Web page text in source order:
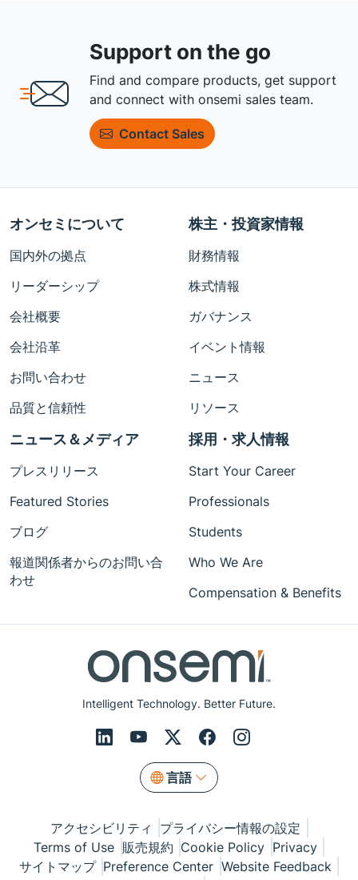
Support on the go
Find and compare products, get support
and connect with onsemi sales team.
Contact Sales
Intelligent Technology. Better Future.
言語
オンセミについて
国内外の拠点
リーダーシップ
会社概要
会社沿革
お問い合わせ
品質と信頼性
株主・投資家情報
財務情報
株式情報
ガバナンス
イベント情報
ニュース
リソース
ニュース＆メディア
プレスリリース
Featured Stories
ブログ
報道関係者からのお問い合
わせ
採用・求人情報
Start Your Career
Professionals
Students
Who We Are
Compensation & Benefits
アクセシビリティ
プライバシー情報の設定
Terms of Use 販売規約 Cookie Policy Privacy
サイトマップ Preference Center Website Feedback